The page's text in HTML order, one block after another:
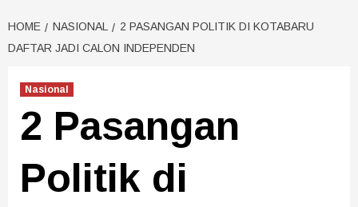
HOME NASIONAL
2 PASANGAN POLITIK DI KOTABARU
DAFTAR JADI CALON INDEPENDEN
Nasional
2 Pasangan
Politik di